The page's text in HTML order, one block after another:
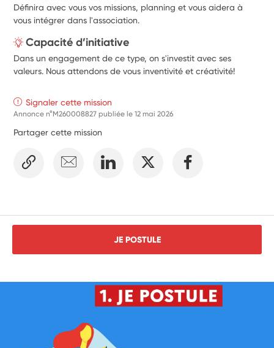
Définira avec vous vos missions, planning et vous aidera à
vous intégrer dans l'association.
Capacité d’initiative
Dans un engagement de ce type, on s'investit avec ses
valeurs. Nous attendons de vous inventivité et créativité!
Signaler cette mission
Annonce n°M260008827 publiée le12 mai 2026
Partager cette mission
JE POSTULE